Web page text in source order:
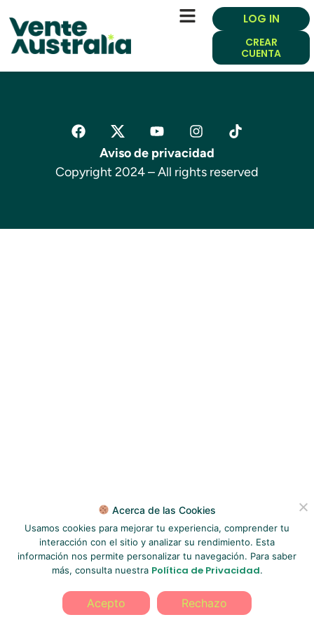
LOG IN
CREAR
CUENTA
Aviso de privacidad
Copyright 2024 – All rights reserved
Acerca de las Cookies
Usamos cookies para mejorar tu experiencia, comprender tu
interacción con el sitio y analizar su rendimiento. Esta
información nos permite personalizar tu navegación. Para saber
más, consulta nuestra Política de Privacidad.
Acepto Rechazo